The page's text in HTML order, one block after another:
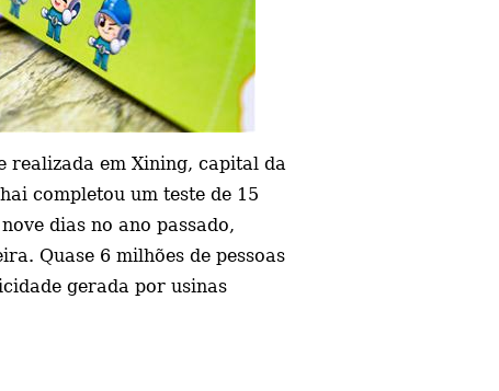
realizada em Xining, capital da
completou um teste de 15
dias no ano passado,
Quase 6 milhões de pessoas
gerada por usinas